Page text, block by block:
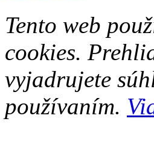
Tento web
cookies.
vyjadrujete
používaním.